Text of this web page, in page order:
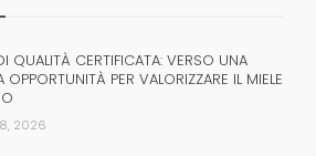
QUALITÀ CERTIFICATA: VERSO UNA
OPPORTUNITÀ PER VALORIZZARE IL MIELE
2026